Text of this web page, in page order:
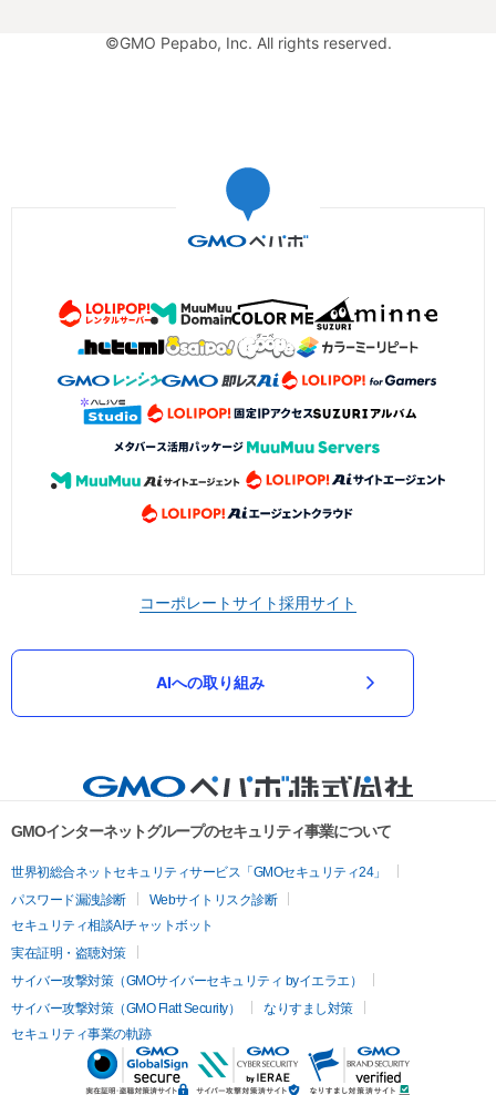
©GMO Pepabo, Inc. All rights reserved.
コーポレートサイト採用サイト
AIへの取り組み
GMOインターネットグループのセキュリティ事業について
世界初総合ネットセキュリティサービス「GMOセキュリティ24」
パスワード漏洩診断
Webサイトリスク診断
セキュリティ相談AIチャットボット
実在証明・盗聴対策
サイバー攻撃対策（GMOサイバーセキュリティ byイエラエ）
サイバー攻撃対策（GMO Flatt Security）
なりすまし対策
セキュリティ事業の軌跡